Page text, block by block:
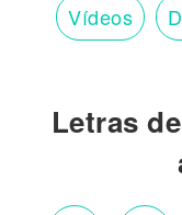
Vídeos
Letras